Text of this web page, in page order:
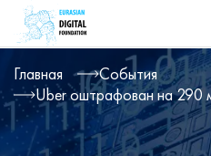
Главная
События